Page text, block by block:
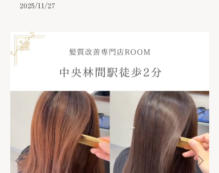
2025/11/27